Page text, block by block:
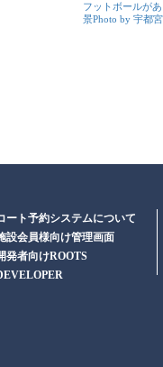
フットボールが
景Photo by 宇都
ート予約システムについて
設会員様向け管理画面
発者向けROOTS